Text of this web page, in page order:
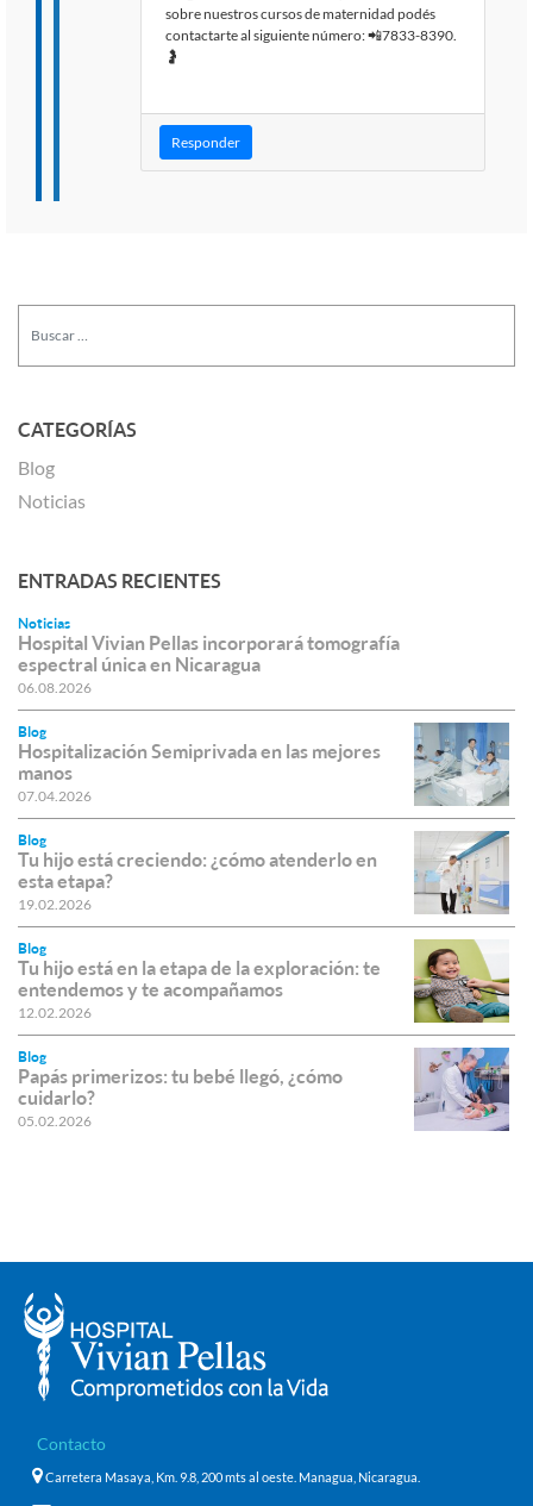
sobre nuestros cursos de maternidad podés
contactarte al siguiente número: 📲7833-8390.
🤰
Responder
CATEGORÍAS
Blog
Noticias
ENTRADAS RECIENTES
Noticias
Hospital Vivian Pellas incorporará tomografía
espectral única en Nicaragua
06.08.2026
Blog
Hospitalización Semiprivada en las mejores
manos
07.04.2026
Blog
Tu hijo está creciendo: ¿cómo atenderlo en
esta etapa?
19.02.2026
Blog
Tu hijo está en la etapa de la exploración: te
entendemos y te acompañamos
12.02.2026
Blog
Papás primerizos: tu bebé llegó, ¿cómo
cuidarlo?
05.02.2026
Contacto
Carretera Masaya, Km. 9.8, 200 mts al oeste. Managua, Nicaragua.